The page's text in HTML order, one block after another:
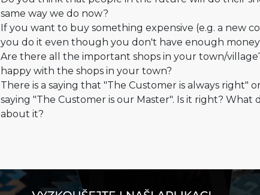
same way we do now?
If you want to buy something expensive (e.g. a new
you do it even though you don't have enough
Are there all the important shops in your town/
happy with the shops in your town?
There is a saying that "The Customer is always right"
saying "The Customer is our Master". Is it right? What
about it?